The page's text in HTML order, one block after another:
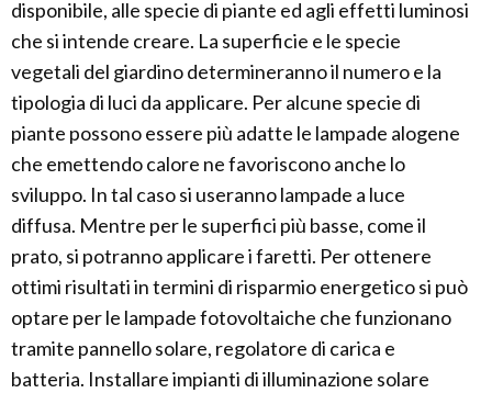
disponibile, alle specie di piante ed agli effetti luminosi
che si intende creare. La superficie e le specie
vegetali del giardino determineranno il numero e la
tipologia di luci da applicare. Per alcune specie di
piante possono essere più adatte le lampade alogene
che emettendo calore ne favoriscono anche lo
sviluppo. In tal caso si useranno lampade a luce
diffusa. Mentre per le superfici più basse, come il
prato, si potranno applicare i faretti. Per ottenere
ottimi risultati in termini di risparmio energetico si può
optare per le lampade fotovoltaiche che funzionano
tramite pannello solare, regolatore di carica e
batteria. Installare impianti di illuminazione solare